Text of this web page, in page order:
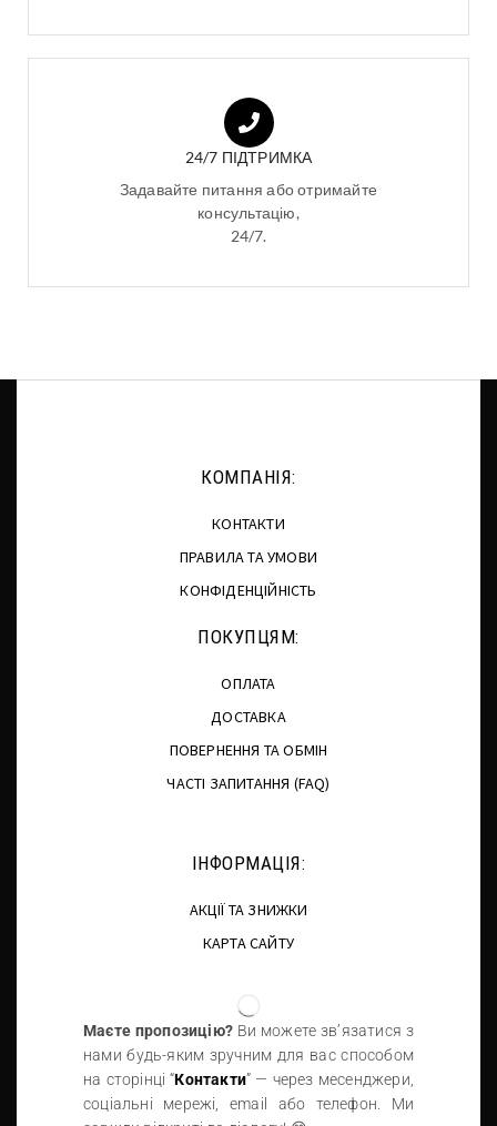
24/7 ПІДТРИМКА
Задавайте питання або отримайте
консультацію,
24/7.
КОМПАНІЯ:
КОНТАКТИ
ПРАВИЛА ТА УМОВИ
КОНФІДЕНЦІЙНІСТЬ
ПОКУПЦЯМ:
ОПЛАТА
ДОСТАВКА
ПОВЕРНЕННЯ ТА ОБМІН
ЧАСТІ ЗАПИТАННЯ (FAQ)
ІНФОРМАЦІЯ:
АКЦІЇ ТА ЗНИЖКИ
КАРТА САЙТУ
Маєте пропозицію? Ви можете зв’язатися з
нами будь-яким зручним для вас способом
на сторінці “Контакти” — через месенджери,
соціальні мережі, email або телефон. Ми